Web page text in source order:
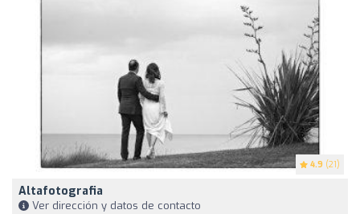
4.9 (21)
Altafotografia
Ver dirección y datos de contacto